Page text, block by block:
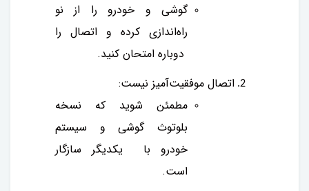
گوشی و خودرو را از نو
راه‌اندازی کرده و اتصال را
دوباره امتحان کنید.
اتصال موفقیت‌آمیز نیست:
مطمئن شوید که نسخه
بلوتوث گوشی و سیستم
خودرو با یکدیگر سازگار
است.